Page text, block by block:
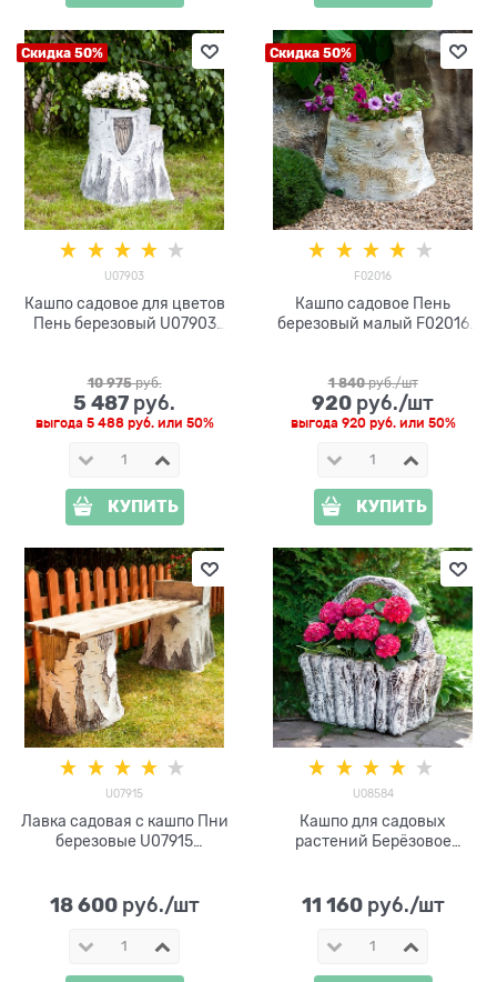
Скидка 50%
U07903
Кашпо садовое для цветов
Пень березовый U07903
10 975 руб.
5 487 руб.
выгода 5 488 руб.или 50%
КУПИТЬ
Скидка 50%
F02016
Кашпо садовое Пень
березовый малый F02016
1 840 руб./шт
920 руб./шт
выгода 920 руб.или 50%
КУПИТЬ
U07915
Лавка садовая с кашпо Пни
березовые U07915
18 600 руб./шт
U08584
Кашпо для садовых
растений Берёзовое
11 160 руб./шт